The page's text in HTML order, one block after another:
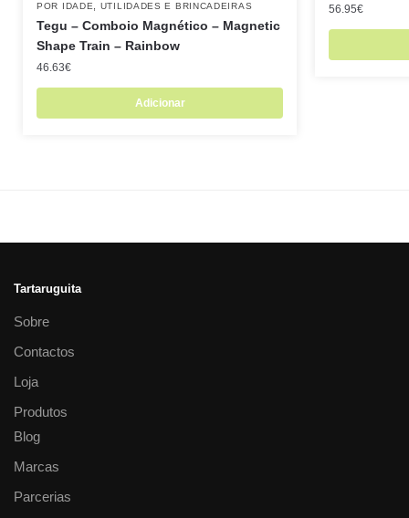
POR IDADE UTILIDADES E BRINCADEIRAS
Tegu – Comboio Magnético – Magnetic
Shape Train – Rainbow
46.63€
Adicionar
56.95€
Tartaruguita
Sobre
Contactos
Loja
Produtos
Blog
Marcas
Parcerias